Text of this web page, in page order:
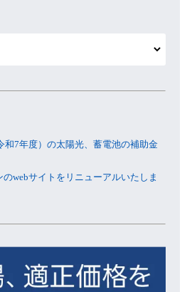
和7年度）の太陽光、蓄電池の補助金
webサイトをリニューアルいたしま